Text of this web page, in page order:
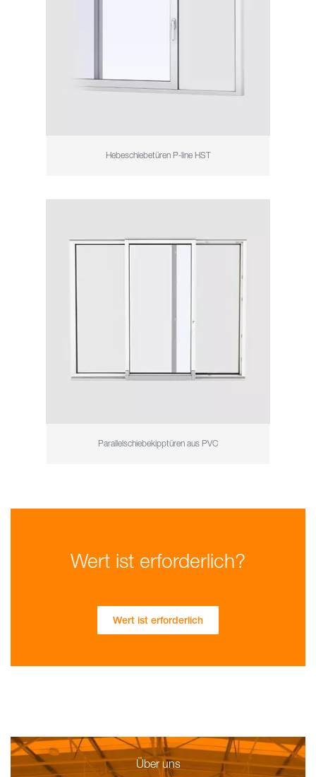
Hebeschiebetüren P-line HST
Parallelschiebekipptüren aus PVC
Wert ist erforderlich?
Wert ist erforderlich
Über uns